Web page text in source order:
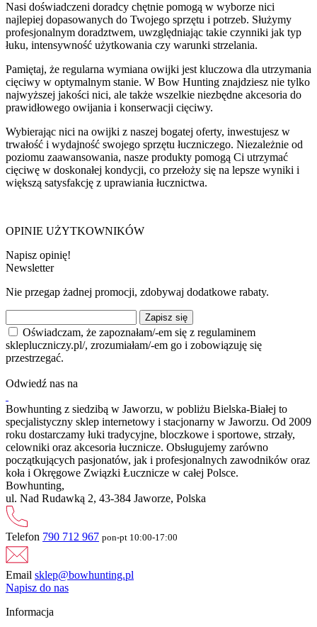
Nasi doświadczeni doradcy chętnie pomogą w wyborze nici
najlepiej dopasowanych do Twojego sprzętu i potrzeb. Służymy
profesjonalnym doradztwem, uwzględniając takie czynniki jak typ
łuku, intensywność użytkowania czy warunki strzelania.
Pamiętaj, że regularna wymiana owijki jest kluczowa dla utrzymania
cięciwy w optymalnym stanie. W Bow Hunting znajdziesz nie tylko
najwyższej jakości nici, ale także wszelkie niezbędne akcesoria do
prawidłowego owijania i konserwacji cięciwy.
Wybierając nici na owijki z naszej bogatej oferty, inwestujesz w
trwałość i wydajność swojego sprzętu łuczniczego. Niezależnie od
poziomu zaawansowania, nasze produkty pomogą Ci utrzymać
cięciwę w doskonałej kondycji, co przełoży się na lepsze wyniki i
większą satysfakcję z uprawiania łucznictwa.
OPINIE UŻYTKOWNIKÓW
Napisz opinię!
Newsletter
Nie przegap żadnej promocji, zdobywaj dodatkowe rabaty.
Zapisz się
Oświadczam, że zapoznałam/-em się z regulaminem
sklepluczniczy.pl/, zrozumiałam/-em go i zobowiązuję się
przestrzegać.
Odwiedź nas na
Bowhunting z siedzibą w Jaworzu, w pobliżu Bielska-Białej to
specjalistyczny sklep internetowy i stacjonarny w Jaworzu. Od 2009
roku dostarczamy łuki tradycyjne, bloczkowe i sportowe, strzały,
celowniki oraz akcesoria łucznicze. Obsługujemy zarówno
początkujących pasjonatów, jak i profesjonalnych zawodników oraz
koła i Okręgowe Związki Łucznicze w całej Polsce.
Bowhunting,
ul. Nad Rudawką 2, 43-384 Jaworze, Polska
Telefon 790 712 967 pon-pt 10:00-17:00
Email sklep@bowhunting.pl
Napisz do nas
Informacja